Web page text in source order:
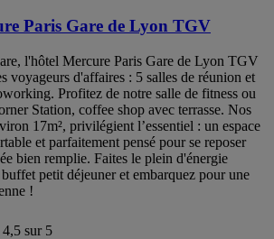
Paris Gare de Lyon TGV
l'hôtel Mercure Paris Gare de Lyon TGV
voyageurs d'affaires : 5 salles de réunion et
Profitez de notre salle de fitness ou
Station, coffee shop avec terrasse. Nos
17m², privilégient l’essentiel : un espace
et parfaitement pensé pour se reposer
bien remplie. Faites le plein d'énergie
petit déjeuner et embarquez pour une
!
sur 5